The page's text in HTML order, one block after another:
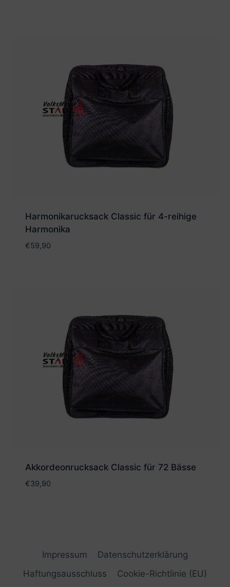
Harmonikarucksack Classic für 4-reihige
Harmonika
€59,90
Akkordeonrucksack Classic für 72 Bässe
€39,90
Impressum
Datenschutzerklärung
Haftungsausschluss
Cookie-Richtlinie (EU)